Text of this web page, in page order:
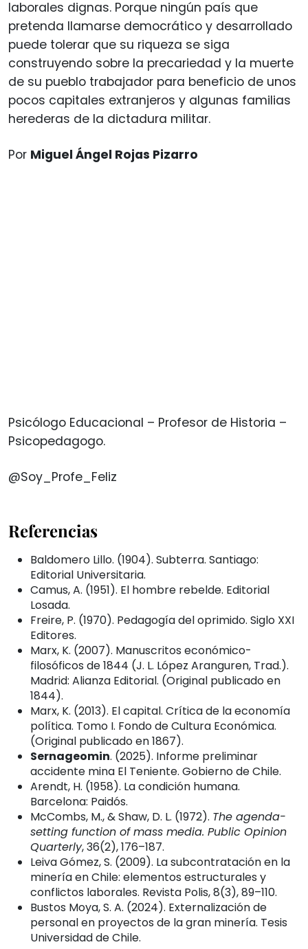
laborales dignas. Porque ningún país que
pretenda llamarse democrático y desarrollado
puede tolerar que su riqueza se siga
construyendo sobre la precariedad y la muerte
de su pueblo trabajador para beneficio de unos
pocos capitales extranjeros y algunas familias
herederas de la dictadura militar.
Por Miguel Ángel Rojas Pizarro
Psicólogo Educacional – Profesor de Historia –
Psicopedagogo.
@Soy_Profe_Feliz
Referencias
Baldomero Lillo. (1904). Subterra. Santiago:
Editorial Universitaria.
Camus, A. (1951). El hombre rebelde. Editorial
Losada.
Freire, P. (1970). Pedagogía del oprimido. Siglo XXI
Editores.
Marx, K. (2007). Manuscritos económico-
filosóficos de 1844 (J. L. López Aranguren, Trad.).
Madrid: Alianza Editorial. (Original publicado en
1844).
Marx, K. (2013). El capital. Crítica de la economía
política. Tomo I. Fondo de Cultura Económica.
(Original publicado en 1867).
Sernageomin. (2025). Informe preliminar
accidente mina El Teniente. Gobierno de Chile.
Arendt, H. (1958). La condición humana.
Barcelona: Paidós.
McCombs, M., & Shaw, D. L. (1972). The agenda-
setting function of mass media. Public Opinion
Quarterly, 36(2), 176–187.
Leiva Gómez, S. (2009). La subcontratación en la
minería en Chile: elementos estructurales y
conflictos laborales. Revista Polis, 8(3), 89–110.
Bustos Moya, S. A. (2024). Externalización de
personal en proyectos de la gran minería. Tesis
Universidad de Chile.